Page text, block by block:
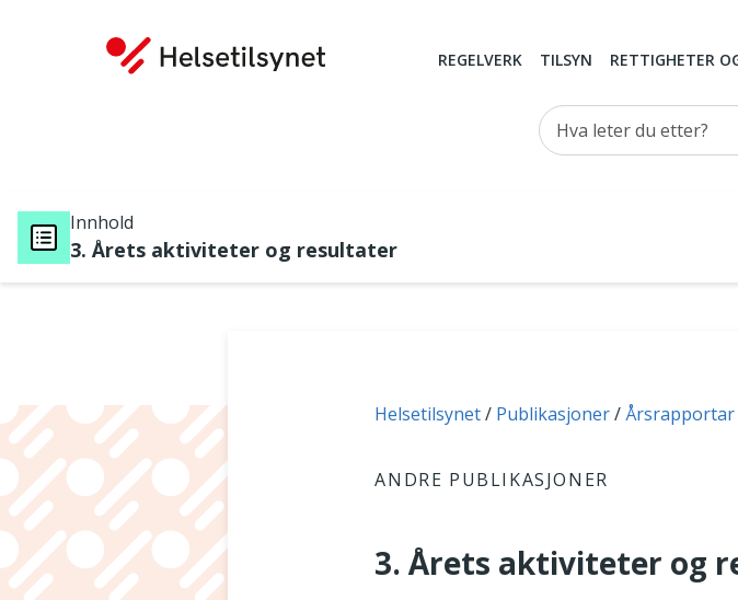
REGELVERK TILSYN RETTIGHETER
Hva leter du etter?
Innhold
3. Årets aktiviteter og resultater
Du er her:
Helsetilsynet Publikasjoner Årsrapportar
ANDRE PUBLIKASJONER
3. Årets aktiviteter og